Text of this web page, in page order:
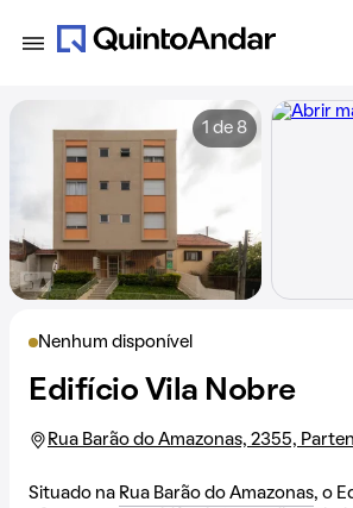
Nenhum disponível
Edifício Vila Nobre
Rua Barão do Amazonas, 2355,
Situado na Rua Barão do Amazonas, o
1 de 8